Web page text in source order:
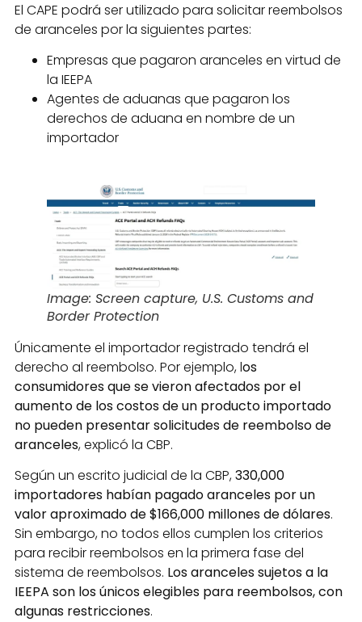
El CAPE podrá ser utilizado para solicitar reembolsos
de aranceles por la siguientes partes:
Empresas que pagaron aranceles en virtud de
la IEEPA
Agentes de aduanas que pagaron los
derechos de aduana en nombre de un
importador
Image: Screen capture, U.S. Customs and
Border Protection
Únicamente el importador registrado tendrá el
derecho al reembolso. Por ejemplo, los
consumidores que se vieron afectados por el
aumento de los costos de un producto importado
no pueden presentar solicitudes de reembolso de
aranceles, explicó la CBP.
Según un escrito judicial de la CBP,330,000
importadores habían pagado aranceles por un
valor aproximado de $166,000 millones de dólares.
Sin embargo, no todos ellos cumplen los criterios
para recibir reembolsos en la primera fase del
sistema de reembolsos. Los aranceles sujetos a la
IEEPA son los únicos elegibles para reembolsos, con
algunas restricciones.